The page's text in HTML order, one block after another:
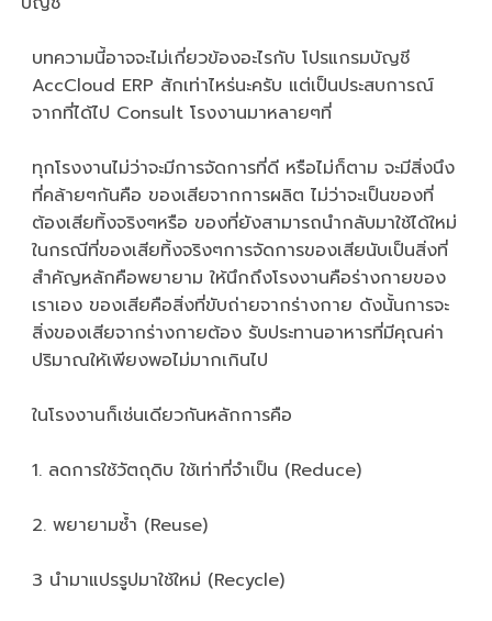
บทความนี้อาจจะไม่เกี่ยวข้องอะไรกับ โปรแกรมบัญชี
AccCloud ERP สักเท่าไหร่นะครับ แต่เป็นประสบการณ์
จากที่ได้ไป Consult โรงงานมาหลายๆที่
ทุกโรงงานไม่ว่าจะมีการจัดการที่ดี หรือไม่ก็ตาม จะมีสิ่งนึง
ที่คล้ายๆกันคือ ของเสียจากการผลิต ไม่ว่าจะเป็นของที่
ต้องเสียทิ้งจริงๆหรือ ของที่ยังสามารถนำกลับมาใช้ได้ใหม่
ในกรณีที่ของเสียทิ้งจริงๆการจัดการของเสียนับเป็นสิ่งที่
สำคัญหลักคือพยายาม ให้นึกถึงโรงงานคือร่างกายของ
เราเอง ของเสียคือสิ่งที่ขับถ่ายจากร่างกาย ดังนั้นการจะ
สิ่งของเสียจากร่างกายต้อง รับประทานอาหารที่มีคุณค่า
ปริมาณให้เพียงพอไม่มากเกินไป
ในโรงงานก็เช่นเดียวกันหลักการคือ
1. ลดการใช้วัตถุดิบ ใช้เท่าที่จําเป็น (Reduce)
2. พยายามซ้ำ (Reuse)
3 นำมาแปรรูปมาใช้ใหม่ (Recycle)